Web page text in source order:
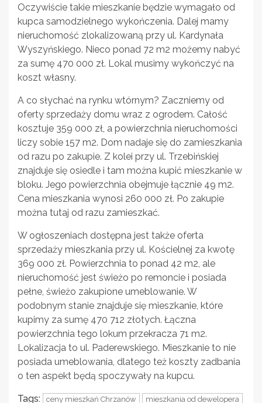
Oczywiście takie mieszkanie będzie wymagało od
kupca samodzielnego wykończenia. Dalej mamy
nieruchomość zlokalizowaną przy ul. Kardynała
Wyszyńskiego. Nieco ponad 72 m2 możemy nabyć
za sumę 470 000 zł. Lokal musimy wykończyć na
koszt własny.
A co słychać na rynku wtórnym? Zaczniemy od
oferty sprzedaży domu wraz z ogrodem. Całość
kosztuje 359 000 zł, a powierzchnia nieruchomości
liczy sobie 157 m2. Dom nadaje się do zamieszkania
od razu po zakupie. Z kolei przy ul. Trzebińskiej
znajduje się osiedle i tam można kupić mieszkanie w
bloku. Jego powierzchnia obejmuje łącznie 49 m2.
Cena mieszkania wynosi 260 000 zł. Po zakupie
można tutaj od razu zamieszkać.
W ogłoszeniach dostępna jest także oferta
sprzedaży mieszkania przy ul. Kościelnej za kwotę
369 000 zł. Powierzchnia to ponad 42 m2, ale
nieruchomość jest świeżo po remoncie i posiada
pełne, świeżo zakupione umeblowanie. W
podobnym stanie znajduje się mieszkanie, które
kupimy za sumę 470 712 złotych. Łączna
powierzchnia tego lokum przekracza 71 m2.
Lokalizacja to ul. Paderewskiego. Mieszkanie to nie
posiada umeblowania, dlatego też koszty zadbania
o ten aspekt będą spoczywały na kupcu.
Tags: ceny mieszkań Chrzanów mieszkania od dewelopera